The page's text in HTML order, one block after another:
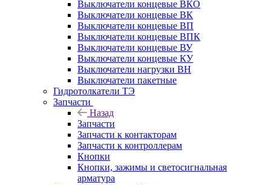
Выключатели концевые ВКО
Выключатели концевые ВК
Выключатели концевые ВП
Выключатели концевые ВПК
Выключатели концевые ВУ
Выключатели концевые КУ
Выключатели нагрузки ВН
Выключатели пакетные
Гидротолкатели ТЭ
Запчасти
Назад
Запчасти
Запчасти к контакторам
Запчасти к контроллерам
Кнопки
Кнопки, зажимы и светосигнальная
арматура